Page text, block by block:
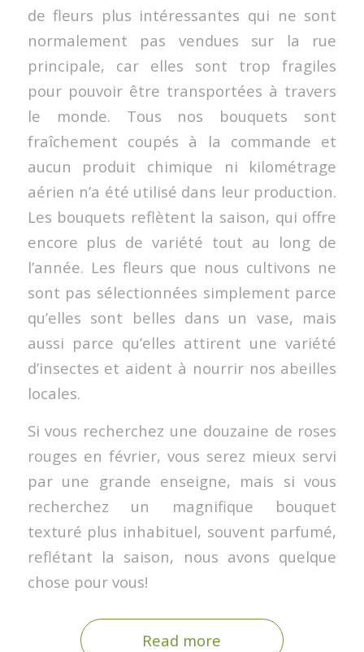
de fleurs plus intéressantes qui ne sont
normalement pas vendues sur la rue
principale, car elles sont trop fragiles
pour pouvoir être transportées à travers
le monde. Tous nos bouquets sont
fraîchement coupés à la commande et
aucun produit chimique ni kilométrage
aérien n’a été utilisé dans leur production.
Les bouquets reflètent la saison, qui offre
encore plus de variété tout au long de
l’année. Les fleurs que nous cultivons ne
sont pas sélectionnées simplement parce
qu’elles sont belles dans un vase, mais
aussi parce qu’elles attirent une variété
d’insectes et aident à nourrir nos abeilles
locales.
Si vous recherchez une douzaine de roses
rouges en février, vous serez mieux servi
par une grande enseigne, mais si vous
recherchez un magnifique bouquet
texturé plus inhabituel, souvent parfumé,
reflétant la saison, nous avons quelque
chose pour vous!
Read more